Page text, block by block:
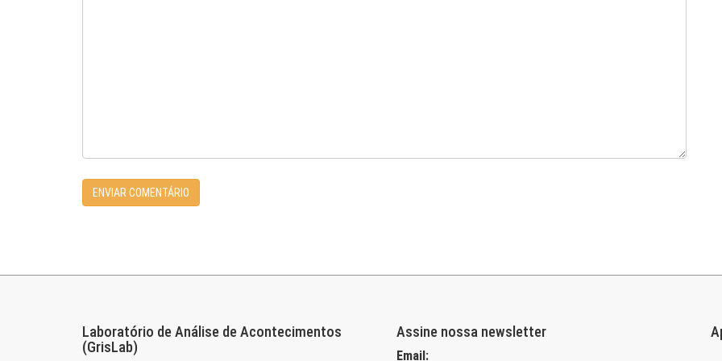
Laboratório de Análise de Acontecimentos
(GrisLab)
Assine nossa newsletter
Email: